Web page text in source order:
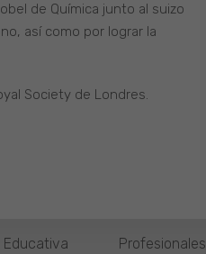
de Química junto al suizo
así como por lograr la
Society de Londres.
Educativa Profesionales